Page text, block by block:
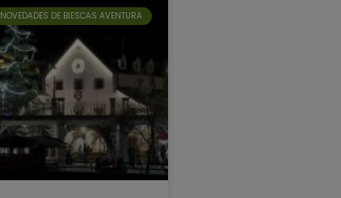
NOVEDADES DE BIESCAS AVENTURA